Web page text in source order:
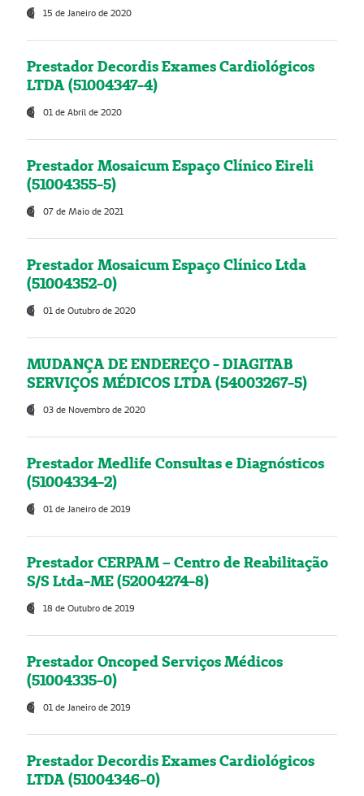
15 de Janeiro de 2020
Prestador Decordis Exames Cardiológicos
LTDA (51004347-4)
01 de Abril de 2020
Prestador Mosaicum Espaço Clínico Eireli
(51004355-5)
07 de Maio de 2021
Prestador Mosaicum Espaço Clínico Ltda
(51004352-0)
01 de Outubro de 2020
MUDANÇA DE ENDEREÇO - DIAGITAB
SERVIÇOS MÉDICOS LTDA (54003267-5)
03 de Novembro de 2020
Prestador Medlife Consultas e Diagnósticos
(51004334-2)
01 de Janeiro de 2019
Prestador CERPAM – Centro de Reabilitação
S/S Ltda-ME (52004274-8)
18 de Outubro de 2019
Prestador Oncoped Serviços Médicos
(51004335-0)
01 de Janeiro de 2019
Prestador Decordis Exames Cardiológicos
LTDA (51004346-0)